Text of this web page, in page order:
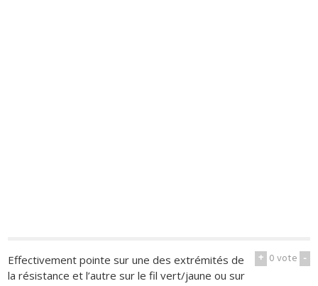
+ 0vote -
Effectivement pointe sur une des extrémités de
la résistance et l’autre sur le fil vert/jaune ou sur